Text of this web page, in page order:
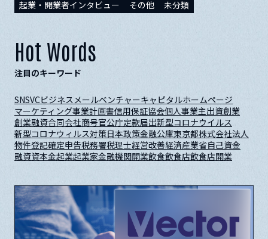
起業・開業者インタビュー
その他 未分類
Hot Words
注目のキーワード
SNSVCビジネスメールベンチャーキャピタルホームページ
マーケティング事業計画書信用保証協会個人事業主出資創業
創業融資合同会社商号官公庁定款届出新型コロナウイルス
新型コロナウィルス対策日本政策金融公庫東京都株式会社法人
物件登記確定申告税務署税理士経営改善経済産業省自己資金
融資資本金起業起業家金融機関開業飲食飲食店飲食店開業